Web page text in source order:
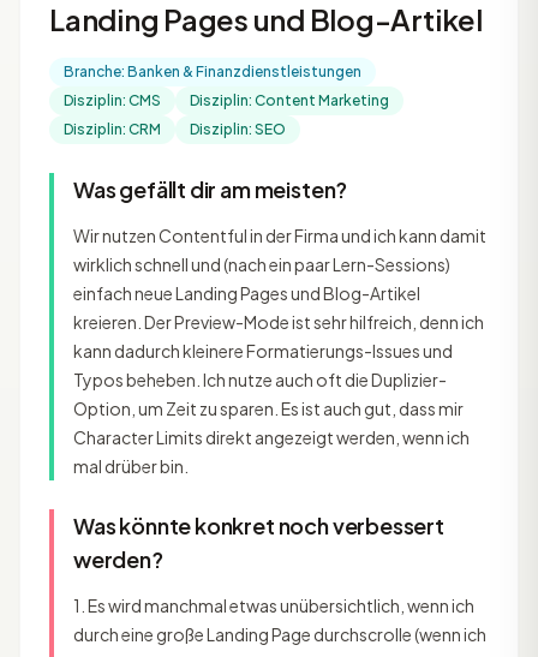
Landing Pages und Blog-Artikel
Branche: Banken & Finanzdienstleistungen
Disziplin: CMS
Disziplin: Content Marketing
Disziplin: CRM
Disziplin: SEO
Was gefällt dir am meisten?
Wir nutzen Contentful in der Firma und ich kann damit
wirklich schnell und (nach ein paar Lern-Sessions)
einfach neue Landing Pages und Blog-Artikel
kreieren. Der Preview-Mode ist sehr hilfreich, denn ich
kann dadurch kleinere Formatierungs-Issues und
Typos beheben. Ich nutze auch oft die Duplizier-
Option, um Zeit zu sparen. Es ist auch gut, dass mir
Character Limits direkt angezeigt werden, wenn ich
mal drüber bin.
Was könnte konkret noch verbessert
werden?
1. Es wird manchmal etwas unübersichtlich, wenn ich
durch eine große Landing Page durchscrolle (wenn ich